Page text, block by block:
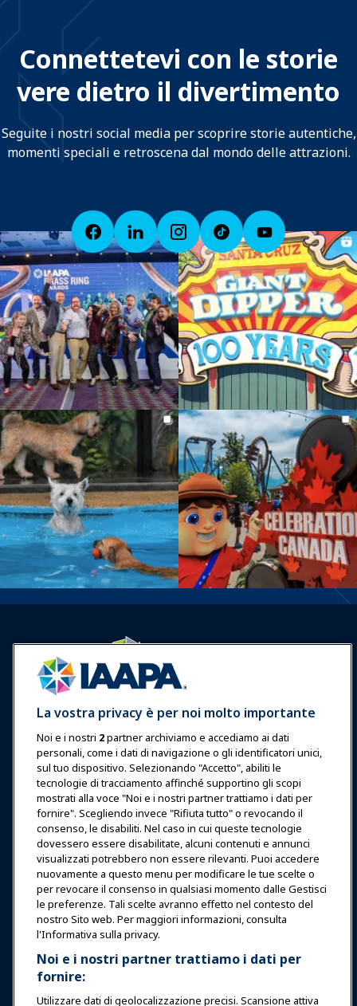
Connettetevi con le storie
vere dietro il divertimento
Seguite i nostri social media per scoprire storie autentiche,
momenti speciali e retroscena dal mondo delle attrazioni.
Accedi Unisciti ora
Premi Carriere
Contatto
Esposizioni & Eventi
Notizie & Funworld
Educazione
Sicurezza & Protezione
Difesa
Ricerca e Rapporti
La vostra privacy è per noi molto importante
Noi e i nostri 2partner archiviamo e accediamo ai dati
personali, come i dati di navigazione o gli identificatori unici,
sul tuo dispositivo. Selezionando "Accetto", abiliti le
tecnologie di tracciamento affinché supportino gli scopi
mostrati alla voce "Noi e i nostri partner trattiamo i dati per
fornire". Scegliendo invece "Rifiuta tutto" o revocando il
consenso, le disabiliti. Nel caso in cui queste tecnologie
dovessero essere disabilitate, alcuni contenuti e annunci
visualizzati potrebbero non essere rilevanti. Puoi accedere
nuovamente a questo menu per modificare le tue scelte o
per revocare il consenso in qualsiasi momento dalle Gestisci
le preferenze. Tali scelte avranno effetto nel contesto del
nostro Sito web. Per maggiori informazioni, consulta
l'Informativa sulla privacy.
Noi e i nostri partner trattiamo i dati per
fornire:
Utilizzare dati di geolocalizzazione precisi. Scansione attiva